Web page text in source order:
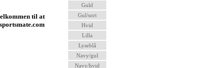
til at
Guld
Gul/sort
Hvid
Lilla
Lyseblå
Navy/gul
Navy/hvid